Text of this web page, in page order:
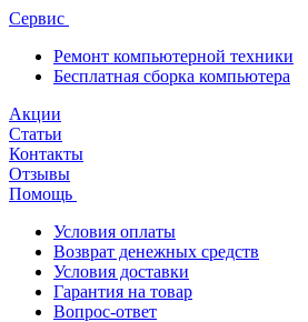
Сервис
Ремонт компьютерной техники
Бесплатная сборка компьютера
Акции
Статьи
Контакты
Отзывы
Помощь
Условия оплаты
Возврат денежных средств
Условия доставки
Гарантия на товар
Вопрос-ответ